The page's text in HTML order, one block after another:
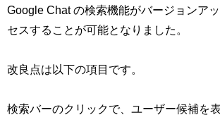
Google Chat の検索機能がバージョンア
セスすることが可能となりました。
改良点は以下の項目です。
検索バーのクリックで、ユーザー候補を